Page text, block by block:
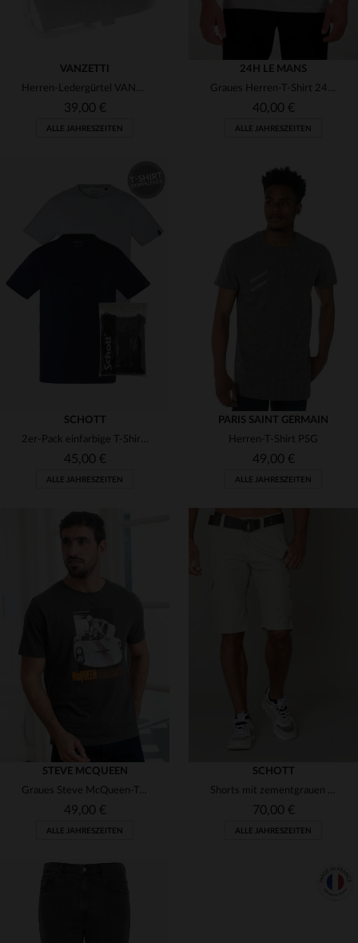
VERFÜGBARE GRÖSSEN
VANZETTI
Herren-Ledergürtel VANZETTI
39,00 €
ALLE JAHRESZEITEN
24H LE MANS
Graues Herren-T-Shirt 24 Stunden von Le Mans 1951
40,00 €
ALLE JAHRESZEITEN
SCHOTT
2er-Pack einfarbige T-Shirts in Marineblau und Grau meliert
45,00 €
ALLE JAHRESZEITEN
PARIS SAINT GERMAIN
Herren-T-Shirt PSG
49,00 €
ALLE JAHRESZEITEN
STEVE MCQUEEN
Graues Steve McQueen-T-Shirt
49,00 €
ALLE JAHRESZEITEN
SCHOTT
Shorts mit zementgrauen Gürtel
70,00 €
ALLE JAHRESZEITEN